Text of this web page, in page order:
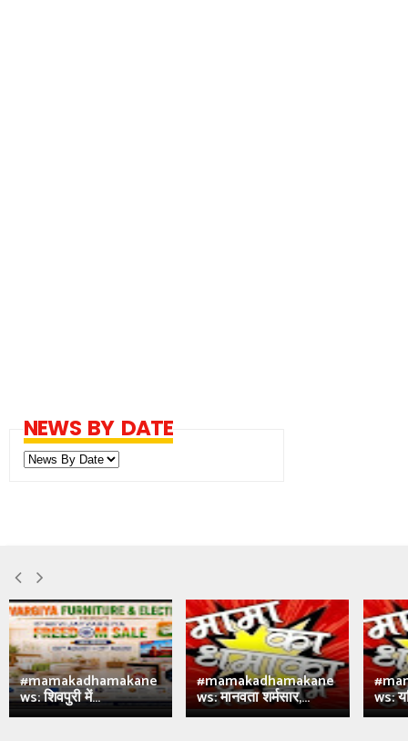
NEWS BY DATE
#mamakadhamakane
ws: शिवपुरी में...
#mamakadhamakane
ws: मानवता शर्मसार,... ws: